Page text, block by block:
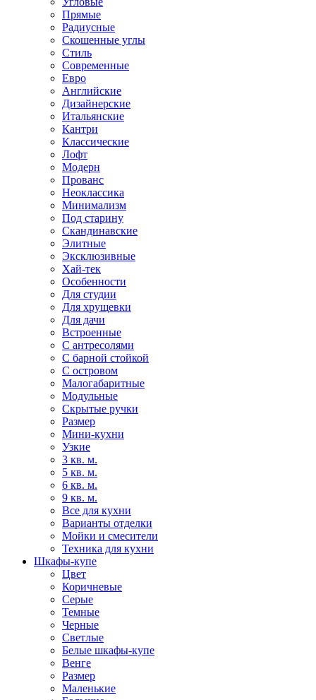
Прямые
Радиусные
Скошенные углы
Стиль
Современные
Евро
Английские
Дизайнерские
Итальянские
Кантри
Классические
Лофт
Модерн
Прованс
Неоклассика
Минимализм
Под старину
Скандинавские
Элитные
Эксклюзивные
Хай-тек
Особенности
Для студии
Для хрущевки
Для дачи
Встроенные
С антресолями
С барной стойкой
С островом
Малогабаритные
Модульные
Скрытые ручки
Размер
Мини-кухни
Узкие
3 кв. м.
5 кв. м.
6 кв. м.
9 кв. м.
Все для кухни
Варианты отделки
Мойки и смесители
Техника для кухни
Шкафы-купе
Цвет
Коричневые
Серые
Темные
Черные
Светлые
Белые шкафы-купе
Венге
Размер
Маленькие